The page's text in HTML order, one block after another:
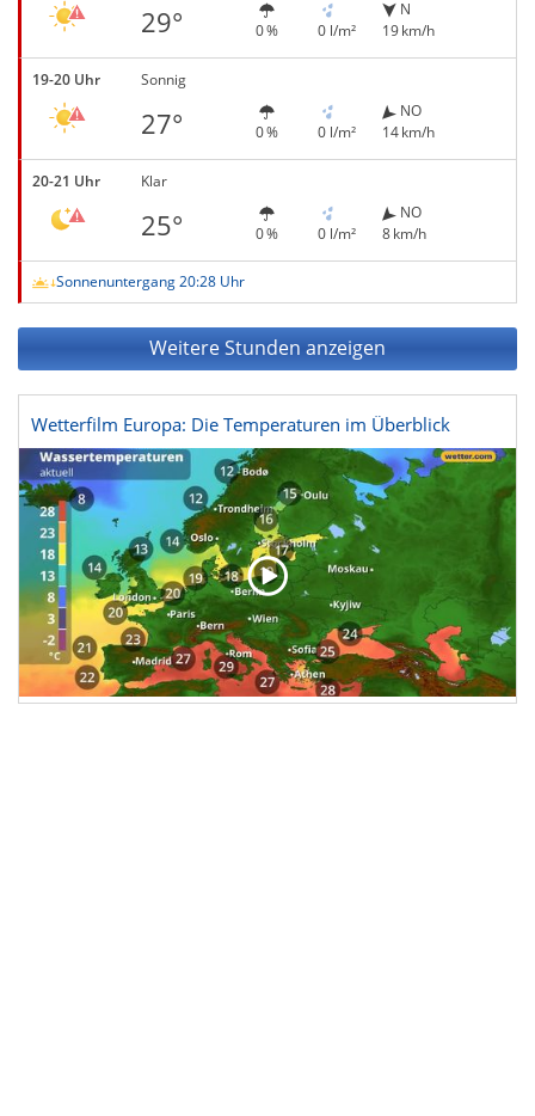
29° 0 % 0 l/m²
N
19 km/h
19-20 Uhr Sonnig
27° 0 % 0 l/m²
NO
14 km/h
20-21 Uhr Klar
25° 0 % 0 l/m²
NO
8 km/h
Sonnenuntergang 20:28 Uhr
Weitere Stunden anzeigen
Wetterfilm Europa: Die Temperaturen im Überblick